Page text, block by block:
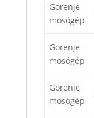
Gorenje
mosógép
Gorenje
mosógép
Gorenje
mosógép